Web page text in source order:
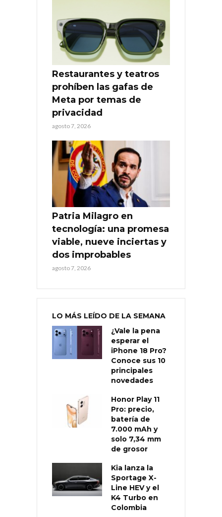
Restaurantes y teatros
prohíben las gafas de
Meta por temas de
privacidad
agosto 7, 2026
Patria Milagro en
tecnología: una promesa
viable, nueve inciertas y
dos improbables
agosto 7, 2026
LO MÁS LEÍDO DE LA SEMANA
¿Vale la pena
esperar el
iPhone 18 Pro?
Conoce sus 10
principales
novedades
Honor Play 11
Pro: precio,
batería de
7.000 mAh y
solo 7,34 mm
de grosor
Kia lanza la
Sportage X-
Line HEV y el
K4 Turbo en
Colombia